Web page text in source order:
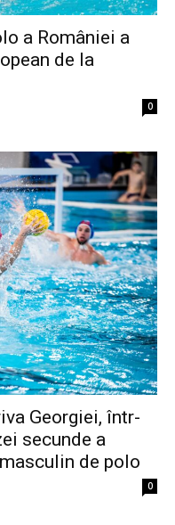
a României a
de la
0
Georgiei, într-
secunde a
de polo
0